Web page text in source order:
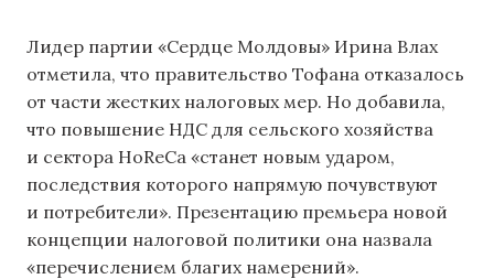
Лидер партии «Сердце Молдовы» Ирина Влах
отметила, что правительство Тофана отказалось
от части жестких налоговых мер. Но добавила,
что повышение НДС для сельского хозяйства
и сектора HoReCa «станет новым ударом,
последствия которого напрямую почувствуют
и потребители». Презентацию премьера новой
концепции налоговой политики она назвала
«перечислением благих намерений».